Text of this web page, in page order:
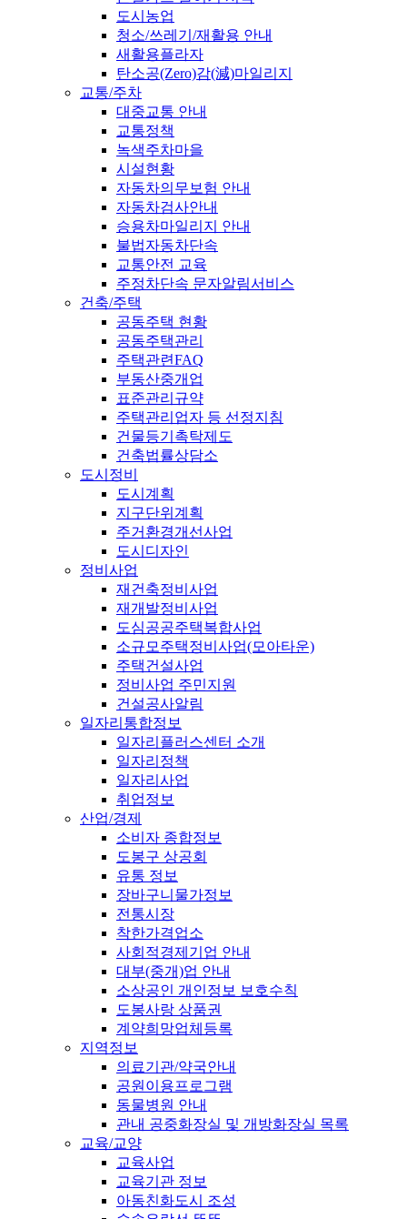
도시농업
청소/쓰레기/재활용 안내
새활용플라자
탄소공(Zero)감(減)마일리지
교통/주차
대중교통 안내
교통정책
녹색주차마을
시설현황
자동차의무보험 안내
자동차검사안내
승용차마일리지 안내
불법자동차단속
교통안전 교육
주정차단속 문자알림서비스
건축/주택
공동주택 현황
공동주택관리
주택관련FAQ
부동산중개업
표준관리규약
주택관리업자 등 선정지침
건물등기촉탁제도
건축법률상담소
도시정비
도시계획
지구단위계획
주거환경개선사업
도시디자인
정비사업
재건축정비사업
재개발정비사업
도심공공주택복합사업
소규모주택정비사업(모아타운)
주택건설사업
정비사업 주민지원
건설공사알림
일자리통합정보
일자리플러스센터 소개
일자리정책
일자리사업
취업정보
산업/경제
소비자 종합정보
도봉구 상공회
유통 정보
장바구니물가정보
전통시장
착한가격업소
사회적경제기업 안내
대부(중개)업 안내
소상공인 개인정보 보호수칙
도봉사랑 상품권
계약희망업체등록
지역정보
의료기관/약국안내
공원이용프로그램
동물병원 안내
관내 공중화장실 및 개방화장실 목록
교육/교양
교육사업
교육기관 정보
아동친화도시 조성